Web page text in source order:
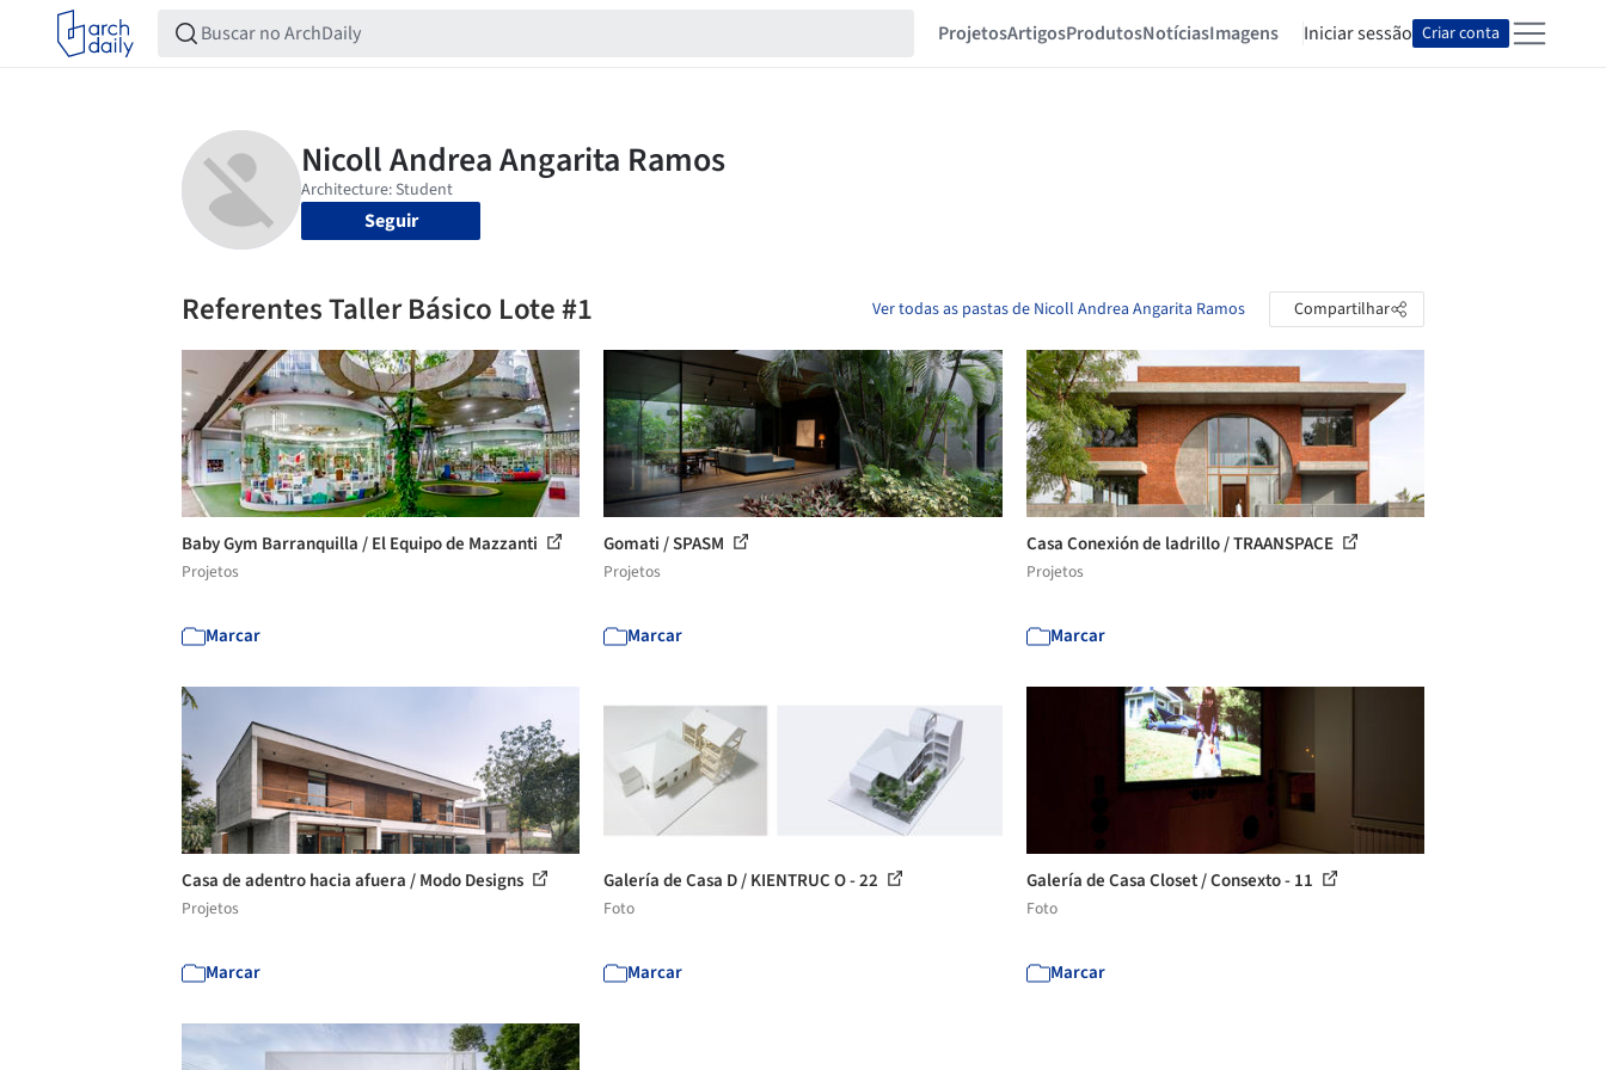
ProjetosArtigosProdutosNotíciasImagens Iniciar sessão Criar conta
Seguir
Referentes Taller Básico Lote #1 Ver todas as pastas de Nicoll Andrea Angarita Ramos Compartilhar
Baby Gym Barranquilla / El Equipo de Mazzanti
Projetos
Marcar
Gomati / SPASM
Projetos
Marcar
Casa Conexión de ladrillo / TRAANSPACE
Projetos
Marcar
Casa de adentro hacia afuera / Modo Designs
Projetos
Marcar
Galería de Casa D / KIENTRUC O - 22
Foto
Marcar
Galería de Casa Closet / Consexto - 11
Foto
Marcar